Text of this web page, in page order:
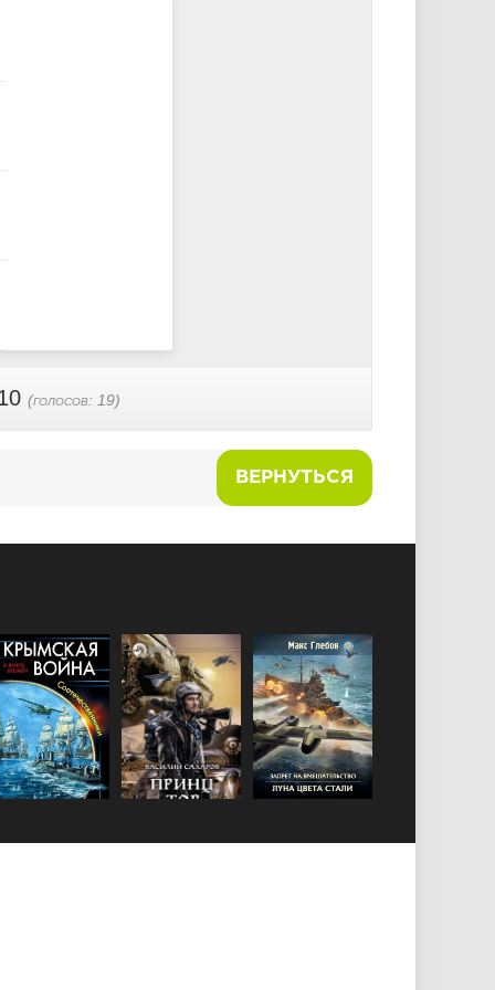
(голосов: 19)
ВЕРНУТЬСЯ